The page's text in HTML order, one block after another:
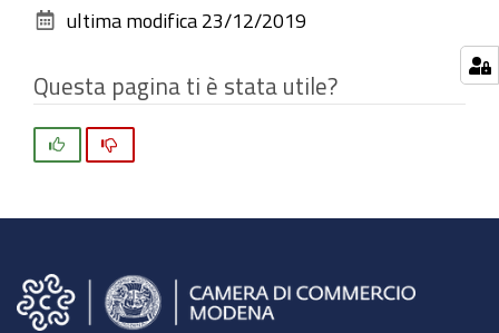
dimensioni
documento
ultima modifica 23/12/2019
Questa pagina ti è stata utile?